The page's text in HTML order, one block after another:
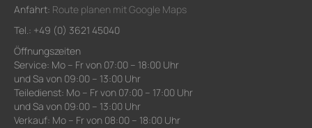
Anfahrt: Route planen mit Google Maps
Tel.: +49 (0) 3621 45040
Öffnungszeiten
Service: Mo – Fr von 07:00 – 18:00 Uhr
und Sa von 09:00 – 13:00 Uhr
Teiledienst: Mo – Fr von 07:00 – 17:00 Uhr
und Sa von 09:00 – 13:00 Uhr
Verkauf: Mo – Fr von 08:00 – 18:00 Uhr